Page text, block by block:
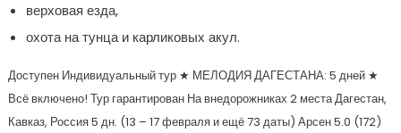
верховая езда,
охота на тунца и карликовых акул.
Доступен Индивидуальный тур ★ МЕЛОДИЯ ДАГЕСТАНА: 5 дней ★
Всё включено! Тур гарантирован На внедорожниках 2 места Дагестан,
Кавказ, Россия5 дн. (13 – 17 февраля и ещё 73 даты) Арсен 5.0 (172)